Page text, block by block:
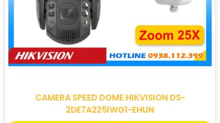
CAMERA SPEED DOME HIKVISION DS-
2DE7A225IWG1-EHUN